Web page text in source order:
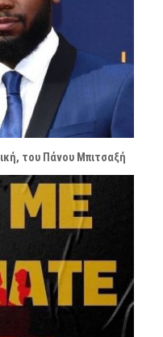
του Πάνου Μπιτσαξή